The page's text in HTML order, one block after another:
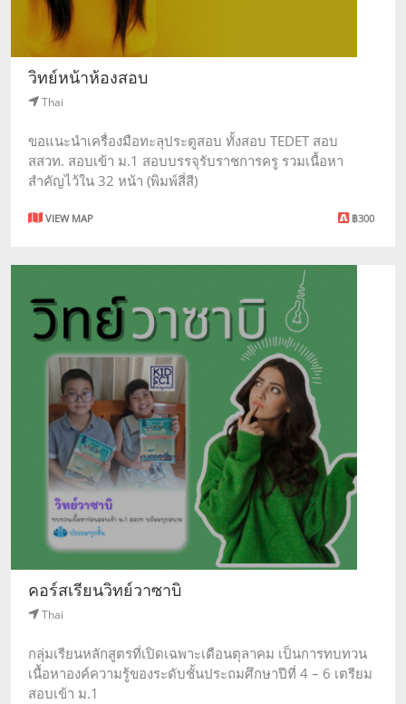
วิทย์หน้าห้องสอบ
Thai
ขอแนะนำเครื่องมือทะลุประตูสอบ ทั้งสอบ TEDET สอบ
สสวท. สอบเข้า ม.1 สอบบรรจุรับราชการครู รวมเนื้อหา
สำคัญไว้ใน 32 หน้า (พิมพ์สี่สี)
VIEW MAP ฿300
คอร์สเรียนวิทย์วาซาบิ
Thai
กลุ่มเรียนหลักสูตรที่เปิดเฉพาะเดือนตุลาคม เป็นการทบทวน
เนื้อหาองค์ความรู้ของระดับชั้นประถมศึกษาปีที่ 4 – 6 เตรียม
สอบเข้า ม.1